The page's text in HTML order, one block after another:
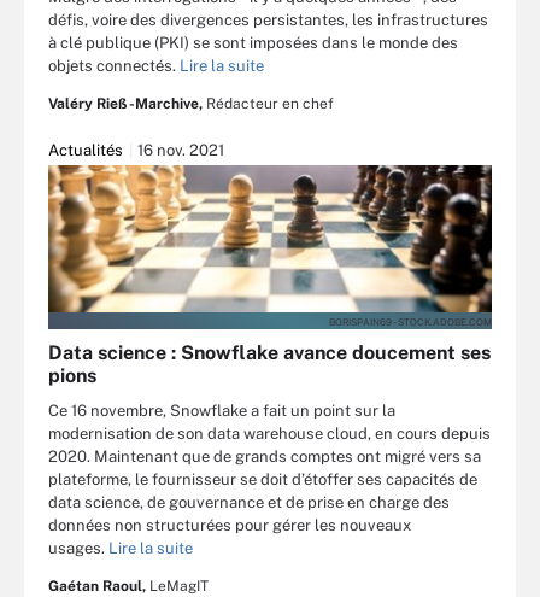
défis, voire des divergences persistantes, les infrastructures
à clé publique (PKI) se sont imposées dans le monde des
objets connectés. Lire la suite
Valéry Rieß-Marchive, Rédacteur en chef
Actualités 16 nov. 2021
BORISPAIN69 - STOCK.ADOBE.COM
Data science : Snowflake avance doucement ses
pions
Ce 16 novembre, Snowflake a fait un point sur la
modernisation de son data warehouse cloud, en cours depuis
2020. Maintenant que de grands comptes ont migré vers sa
plateforme, le fournisseur se doit d’étoffer ses capacités de
data science, de gouvernance et de prise en charge des
données non structurées pour gérer les nouveaux
usages. Lire la suite
Gaétan Raoul, LeMagIT